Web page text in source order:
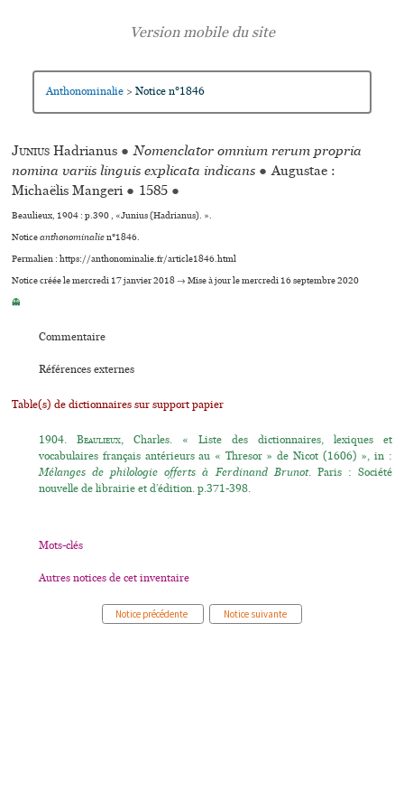
Anthonominalie > Notice n°1846
Junius Hadrianus ● Nomenclator omnium rerum propria
nomina variis linguis explicata indicans ● Augustae :
Michaëlis Mangeri ● 1585 ●
Beaulieux, 1904 : p.390 , «Junius (Hadrianus). ».
Noticeanthonominalien°1846.
Permalien : https://anthonominalie.fr/article1846.html
Notice créée le mercredi 17 janvier 2018 → Mise à jour le mercredi 16 septembre 2020
👻
Commentaire
Références externes
Table(s) de dictionnaires sur support papier
1904.Beaulieux, Charles. « Liste des dictionnaires, lexiques et
vocabulaires français antérieurs au « Thresor » de Nicot (1606) », in :
Mélanges de philologie offerts à Ferdinand Brunot. Paris : Société
nouvelle de librairie et d’édition. p.371-398.
Mots-clés
Autres notices de cet inventaire
Notice précédente Notice suivante